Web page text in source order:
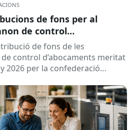
de fons per al
de control
l’any 2025 i liquidat l’any
de fons de les
control d’abocaments meritat
2026 per la confederació